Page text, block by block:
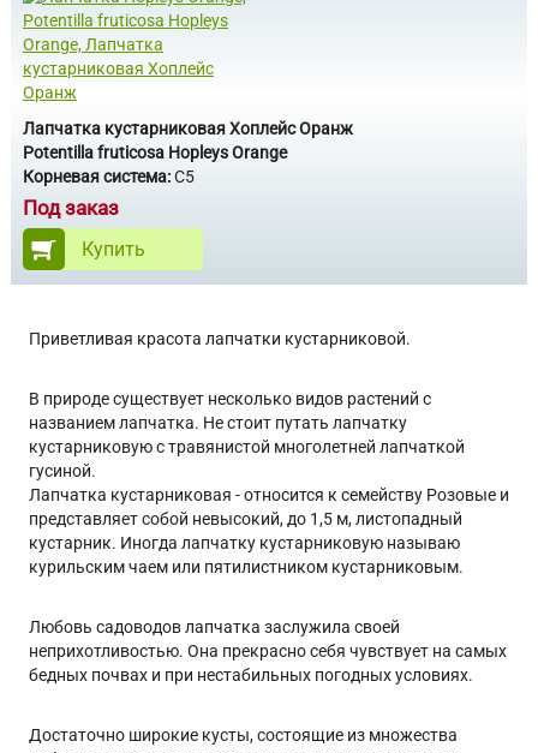
Лапчатка кустарниковая Хоплейс Оранж
Potentilla fruticosa Hopleys Orange
Корневая система:С5
Под заказ
Купить
Приветливая красота лапчатки кустарниковой.
В природе существует несколько видов растений с
названием лапчатка. Не стоит путать лапчатку
кустарниковую с травянистой многолетней лапчаткой
гусиной.
Лапчатка кустарниковая - относится к семейству Розовые и
представляет собой невысокий, до 1,5 м, листопадный
кустарник. Иногда лапчатку кустарниковую называю
курильским чаем или пятилистником кустарниковым.
Любовь садоводов лапчатка заслужила своей
неприхотливостью. Она прекрасно себя чувствует на самых
бедных почвах и при нестабильных погодных условиях.
Достаточно широкие кусты, состоящие из множества